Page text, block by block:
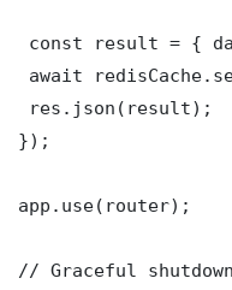
const result = {
await
res.json(result);
});
app.use(router);
// Graceful shutdown